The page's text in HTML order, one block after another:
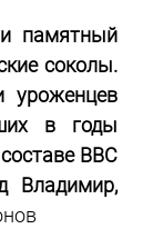
памятный
соколы.
уроженцев
в годы
ВВС
Владимир,